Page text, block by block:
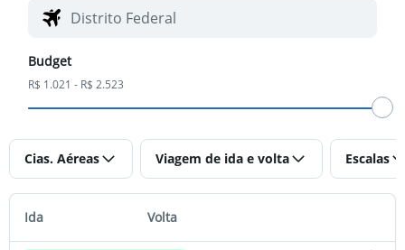
Budget
R$ 1.021 - R$ 2.523
Cias. Aéreas Viagem de ida e volta Escalas
Ida Volta